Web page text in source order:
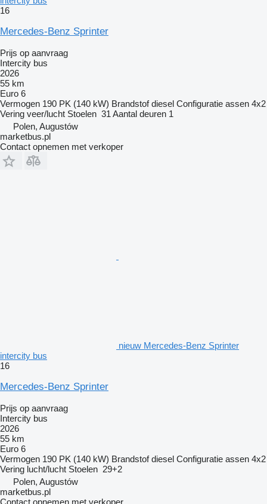
16
Mercedes-Benz Sprinter
Prijs op aanvraag
Intercity bus
2026
55 km
Euro 6
Vermogen 190 PK (140 kW) Brandstof diesel Configuratie assen 4x2
Vering veer/lucht Stoelen 31 Aantal deuren 1
Polen, Augustów
marketbus.pl
Contact opnemen met verkoper
nieuw Mercedes-Benz Sprinter
intercity bus
16
Mercedes-Benz Sprinter
Prijs op aanvraag
Intercity bus
2026
55 km
Euro 6
Vermogen 190 PK (140 kW) Brandstof diesel Configuratie assen 4x2
Vering lucht/lucht Stoelen 29+2
Polen, Augustów
marketbus.pl
Contact opnemen met verkoper